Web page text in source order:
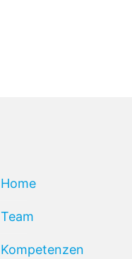
Home
Team
Kompetenzen